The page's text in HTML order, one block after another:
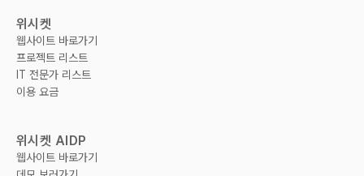
위시켓
웹사이트 바로가기
프로젝트 리스트
IT 전문가 리스트
이용 요금
위시켓 AIDP
웹사이트 바로가기